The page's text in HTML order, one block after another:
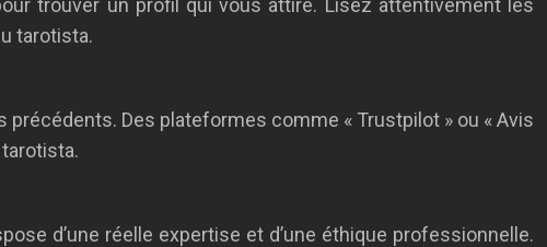
trouver un profil qui vous attire. Lisez attentivement les
tarotista.
Des plateformes comme « Trustpilot » ou « Avis
d’une réelle expertise et d’une éthique professionnelle.